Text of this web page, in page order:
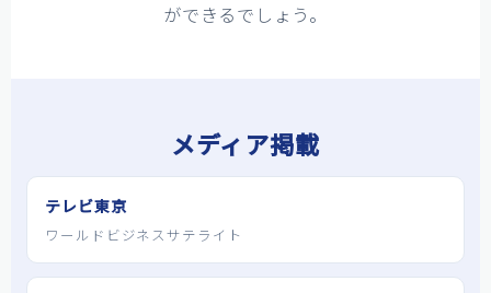
ができるでしょう。
メディア掲載
テレビ東京
ワールドビジネスサテライト